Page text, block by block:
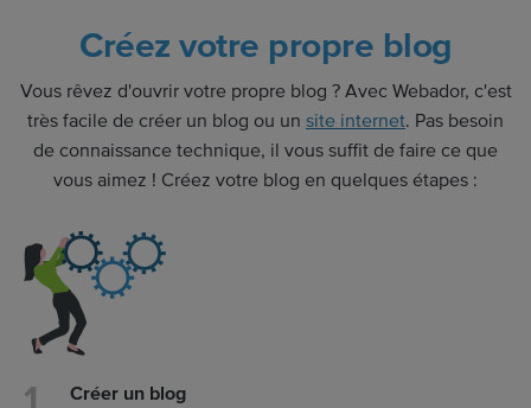
Créez votre propre blog
Vous rêvez d'ouvrir votre propre blog ? Avec Webador, c'est
très facile de créer un blog ou un site internet. Pas besoin
de connaissance technique, il vous suffit de faire ce que
vous aimez ! Créez votre blog en quelques étapes :
Créer un blog